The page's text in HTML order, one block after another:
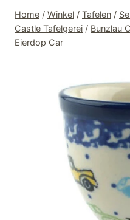
Home / Winkel / Tafelen /
Castle Tafelgerei / Bunzlau
Eierdop Car